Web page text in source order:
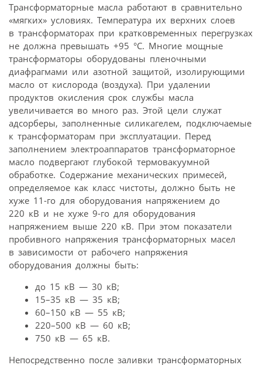
Трансформаторные масла работают в сравнительно
«мягких» условиях. Температура их верхних слоев
в трансформаторах при кратковременных перегрузках
не должна превышать +95 °С. Многие мощные
трансформаторы оборудованы пленочными
диафрагмами или азотной защитой, изолирующими
масло от кислорода (воздуха). При удалении
продуктов окисления срок службы масла
увеличивается во много раз. Этой цели служат
адсорберы, заполненные силикагелем, подключаемые
к трансформаторам при эксплуатации. Перед
заполнением электроаппаратов трансформаторное
масло подвергают глубокой термовакуумной
обработке. Содержание механических примесей,
определяемое как класс чистоты, должно быть не
хуже 11-го для оборудования напряжением до
220 кВ и не хуже 9-го для оборудования
напряжением выше 220 кВ. При этом показатели
пробивного напряжения трансформаторных масел
в зависимости от рабочего напряжения
оборудования должны быть:
до 15 кВ — 30 кВ;
15–35 кВ — 35 кВ;
60–150 кВ — 55 кВ;
220–500 кВ — 60 кВ;
750 кВ — 65 кВ.
Непосредственно после заливки трансформаторных